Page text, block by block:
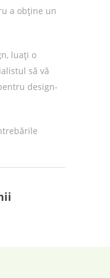
a obține un
luați o
să vă
design-